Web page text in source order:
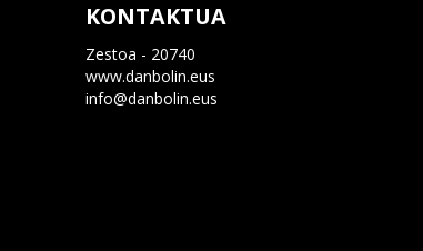
KONTAKTUA
Zestoa - 20740
www.danbolin.eus
info@danbolin.eus